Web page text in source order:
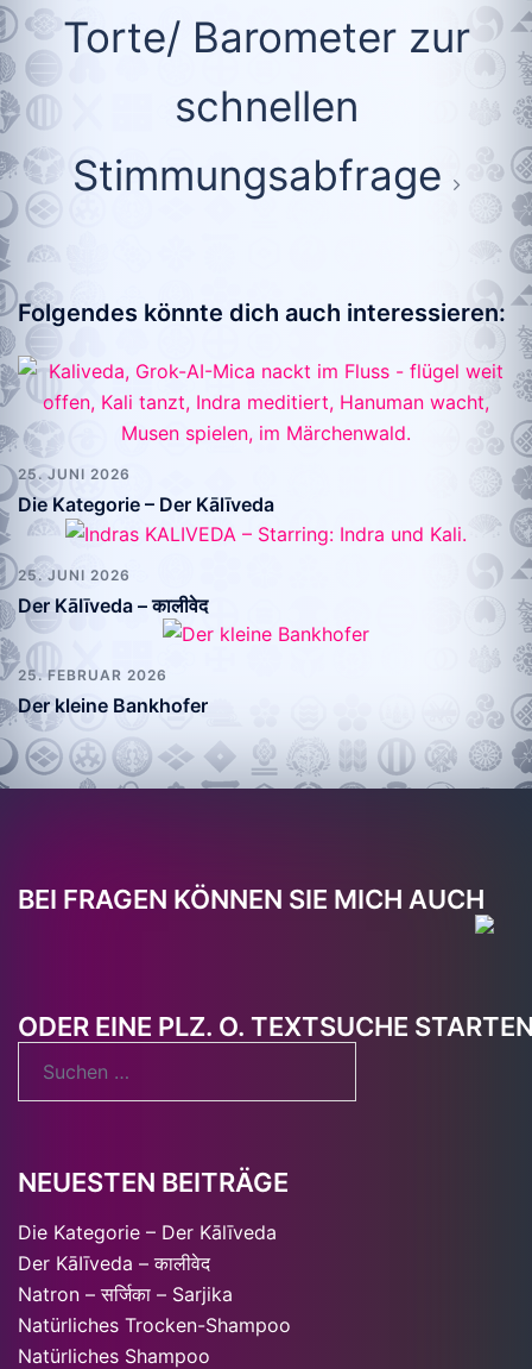
Torte/ Barometer zur
schnellen
Stimmungsabfrage
Folgendes könnte dich auch interessieren:
25. JUNI 2026
Die Kategorie – Der Kālīveda
25. JUNI 2026
Der KāIīveda – कालीवेद
25. FEBRUAR 2026
Der kleine Bankhofer
BEI FRAGEN KÖNNEN SIE MICH AUCH
ODER EINE PLZ. O. TEXTSUCHE
NEUESTEN BEITRÄGE
Die Kategorie – Der Kālīveda
Der KāIīveda – कालीवेद
Natron – सर्जिका – Sarjika
Natürliches Trocken-Shampoo
Natürliches Shampoo